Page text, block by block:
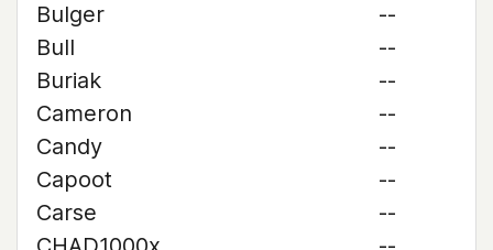
Bulger
--
Bull
--
Buriak
--
Cameron
--
Candy
--
Capoot
--
Carse
--